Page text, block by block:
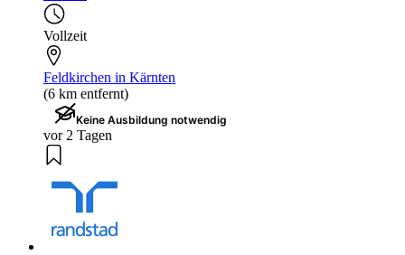
Vollzeit
Feldkirchen in Kärnten
(6 km entfernt)
Keine Ausbildung notwendig
vor 2 Tagen